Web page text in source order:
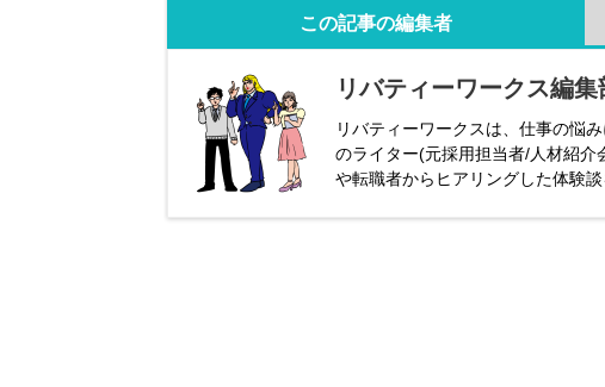
この記事の編集者
リバティーワークス編集
リバティーワークスは、仕事の悩
のライター(元採用担当者/人材紹
や転職者からヒアリングした体験